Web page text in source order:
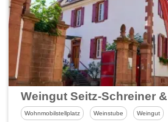
Wohnmobilstellplatz Weinstube Weingut